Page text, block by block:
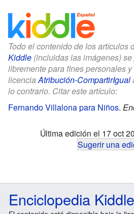
Todo el contenido de los artículos
Kiddle (incluidas las imágenes)
libremente para fines personales
licenciaAtribución-CompartirIgual
lo contrario. Citar este artículo:
Fernando Villalona para Niños.
Última edición el 17 oct
Sugerir una
Enciclopedia Kiddle